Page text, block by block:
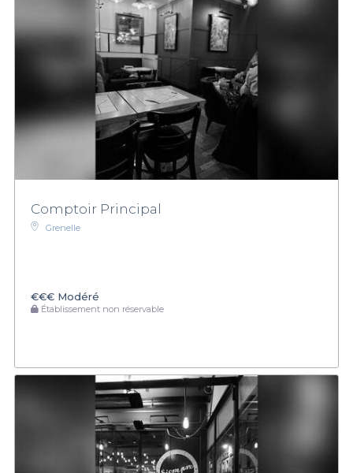
Comptoir Principal
Grenelle
€€€ Modéré
Établissement non réservable